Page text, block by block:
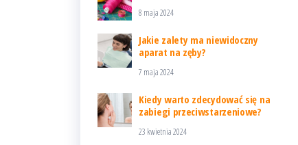
8 maja 2024
Jakie zalety ma niewidoczny
aparat na zęby?
7 maja 2024
Kiedy warto zdecydować się na
zabiegi przeciwstarzeniowe?
23 kwietnia 2024